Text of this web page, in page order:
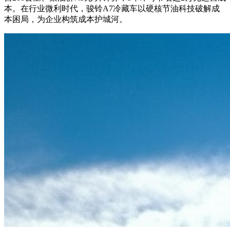
本。在行业微利时代，骏铃A7冷藏车以硬核节油科技破解成
本困局，为企业构筑成本护城河。